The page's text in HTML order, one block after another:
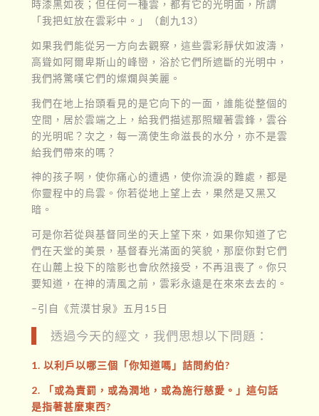
時漆黑如夜；但任何一種雲，都有它的光明面，所謂
「我把虹放在雲彩中。」（創九13）
如果我們能從另一方向去觀察，這些雲彩靜伏如波濤，
高聳如阿爾卑斯山的峰巒，浴於它們所遮斷的光明中，
我們將驚嘆它們的燦爛與美麗。
我們在地上抬頭看見的是它向下的一面，誰能從整個的
空間，居於雲端之上，給我們描述那照耀著雲鋒，雲谷
的光明呢？次之，每一滴使生命滋長的水分，亦不是雲
給我們帶來的嗎？
神的孩子啊，使你痛心的遭遇，使你流淚的難處，都是
你靈程中的烏雲。你若從地上望上去，果然是又黑又
暗。
可是你若從與基督同坐的天上望下來，如果你知道了它
們在天堂的美景，基督春光滿面的笑貌，那麼你對它們
在山麓上投下的陰影也會欣然接受，不再沮喪了。你只
要知道，在神的清風之前，雲彩永遠是在來來去去的。
–引自《荒漠甘泉》五月15日
透過今天的經文，我們思想以下問題：
1. 以利戶以哪三個「你知道嗎」詰問約伯?
2. 「或為責罰，或為潤地，或為施行慈愛。」這句話
是指著甚麼東西?